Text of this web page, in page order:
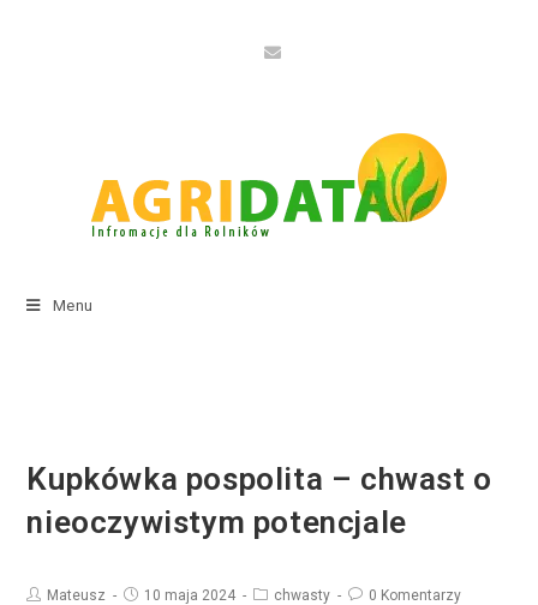
Menu
Kupkówka pospolita – chwast o
nieoczywistym potencjale
Mateusz 10 maja 2024 chwasty 0 Komentarzy